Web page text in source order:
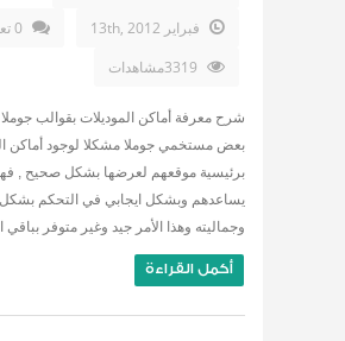
فبراير 13th, 2012
0 تعليق
شرح معرفة أماكن الموديلات بقوالب جوملا
بعض مستخمي جوملا مشكلا لوجود أماكن
برئيسية موقعهم لعرضها بشكل صحيح ,
يساعدهم وبشكل ايجابي في التحكم بشكل
وجماليته وهذا الأمر جيد وغير متوفر بباقي
أكمل القراءة